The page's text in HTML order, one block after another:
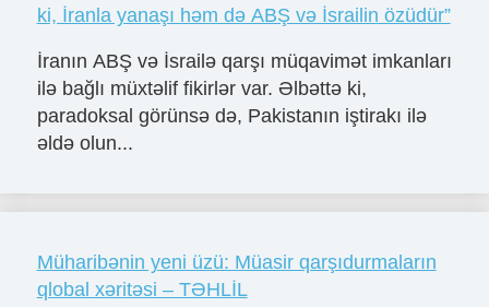
ki, İranla yanaşı həm də ABŞ və İsrailin özüdür”
İranın ABŞ və İsrailə qarşı müqavimət imkanları
ilə bağlı müxtəlif fikirlər var. Əlbəttə ki,
paradoksal görünsə də, Pakistanın iştirakı ilə
əldə olun...
Müharibənin yeni üzü: Müasir qarşıdurmaların
qlobal xəritəsi – TƏHLİL